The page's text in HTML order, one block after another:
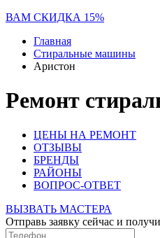
ВАМ СКИДКА 15%
Главная
Стиральные машины
Аристон
Ремонт
ЦЕНЫ НА РЕМОНТ
ОТЗЫВЫ
БРЕНДЫ
РАЙОНЫ
ВОПРОС-ОТВЕТ
ВЫЗВАТЬ МАСТЕРА
Отправь заявку сейчас и